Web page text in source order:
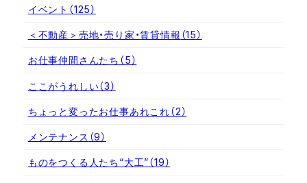
イベント （125）
＜不動産＞売地・売り家・賃貸情報 （15）
お仕事仲間さんたち （5）
ここがうれしい（3）
ちょっと変ったお仕事あれこれ（2）
メンテナンス （9）
ものをつくる人たち“大工”（19）